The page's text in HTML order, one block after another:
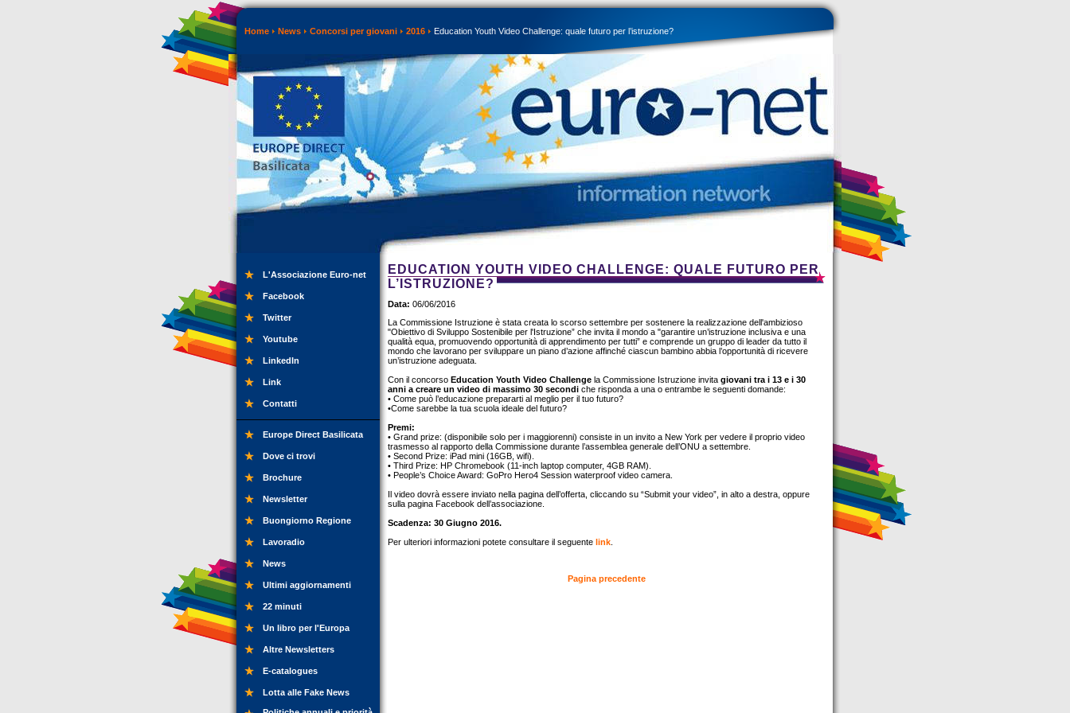
Home News Concorsi per giovani 2016 Education Youth Video Challenge: quale futuro per l’istruzione?
L'Associazione Euro-net
Facebook
Twitter
Youtube
LinkedIn
Link
Contatti
Europe Direct Basilicata
Dove ci trovi
Brochure
Newsletter
Buongiorno Regione
Lavoradio
News
Ultimi aggiornamenti
22 minuti
Un libro per l'Europa
Altre Newsletters
E-catalogues
Lotta alle Fake News
EDUCATION YOUTH VIDEO CHALLENGE: QUALE FUTURO PER
L’ISTRUZIONE?
Data: 06/06/2016
La Commissione Istruzione è stata creata lo scorso settembre per sostenere la realizzazione dell'ambizioso
"Obiettivo di Sviluppo Sostenibile per l'Istruzione” che invita il mondo a "garantire un’istruzione inclusiva e una
qualità equa, promuovendo opportunità di apprendimento per tutti” e comprende un gruppo di leader da tutto il
mondo che lavorano per sviluppare un piano d’azione affinché ciascun bambino abbia l’opportunità di ricevere
un’istruzione adeguata.
Con il concorso Education Youth Video Challenge la Commissione Istruzione invita giovani tra i 13 e i 30
anni a creare un video di massimo 30 secondi che risponda a una o entrambe le seguenti domande:
• Come può l’educazione prepararti al meglio per il tuo futuro?
•Come sarebbe la tua scuola ideale del futuro?
Premi:
• Grand prize: (disponibile solo per i maggiorenni) consiste in un invito a New York per vedere il proprio video
trasmesso al rapporto della Commissione durante l’assemblea generale dell’ONU a settembre.
• Second Prize: iPad mini (16GB, wifi).
• Third Prize: HP Chromebook (11-inch laptop computer, 4GB RAM).
• People’s Choice Award: GoPro Hero4 Session waterproof video camera.
Il video dovrà essere inviato nella pagina dell’offerta, cliccando su “Submit your video”, in alto a destra, oppure
sulla pagina Facebook dell’associazione.
Scadenza: 30 Giugno 2016.
Per ulteriori informazioni potete consultare il seguente link
Pagina precedente